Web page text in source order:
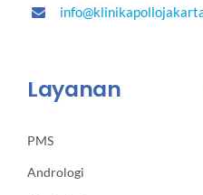
Layanan
PMS
Andrologi